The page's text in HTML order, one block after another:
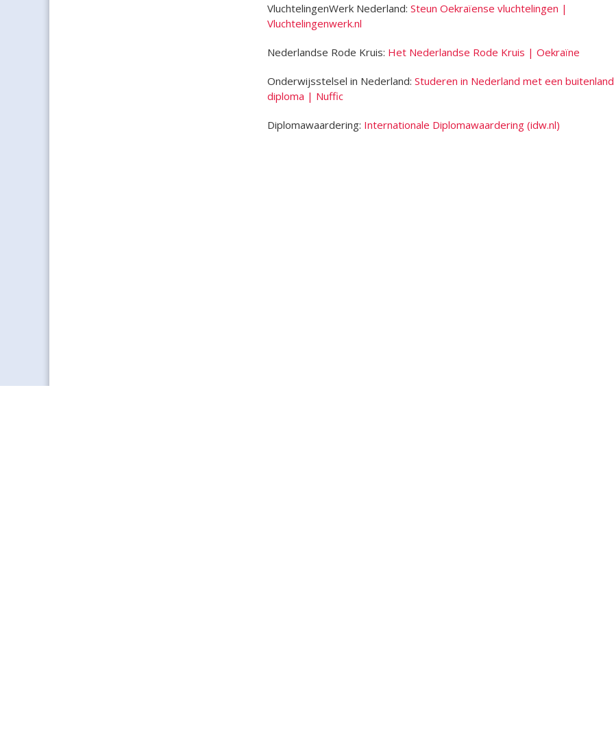
VluchtelingenWerk Nederland: Steun Oekraïense vluchtelingen |
Vluchtelingenwerk.nl
Nederlandse Rode Kruis: Het Nederlandse Rode Kruis | Oekraïne
Onderwijsstelsel in Nederland: Studeren in Nederland met een
diploma | Nuffic
Diplomawaardering: Internationale Diplomawaardering (idw.nl)